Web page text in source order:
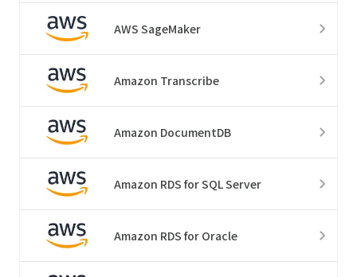
AWS SageMaker
Amazon Transcribe
Amazon DocumentDB
Amazon RDS for SQL Server
Amazon RDS for Oracle